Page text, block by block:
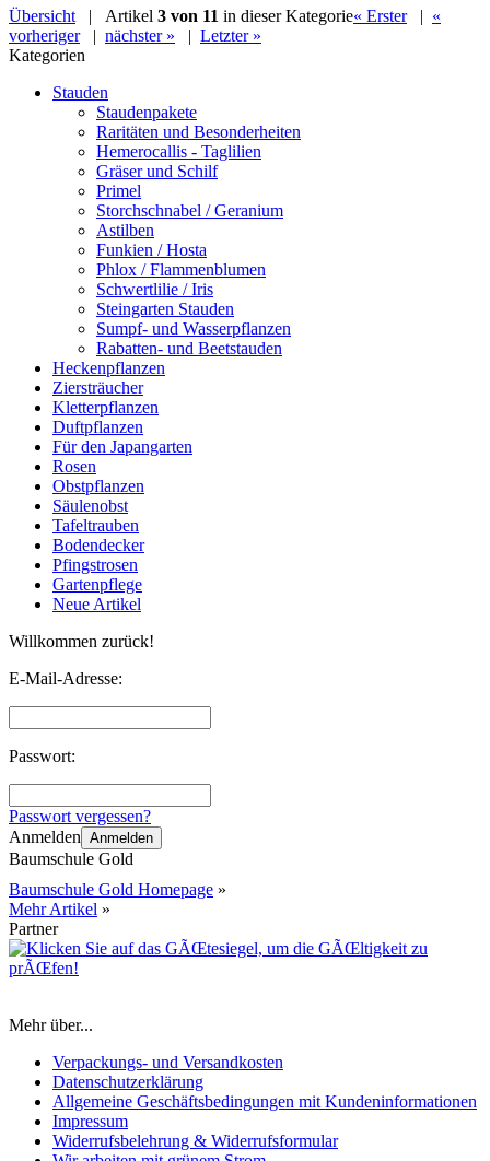
Übersicht | Artikel 3 von 11 in dieser Kategorie« Erster| «
vorheriger| nächster » | Letzter »
Kategorien
Stauden
Staudenpakete
Raritäten und Besonderheiten
Hemerocallis - Taglilien
Gräser und Schilf
Primel
Storchschnabel / Geranium
Astilben
Funkien / Hosta
Phlox / Flammenblumen
Schwertlilie / Iris
Steingarten Stauden
Sumpf- und Wasserpflanzen
Rabatten- und Beetstauden
Heckenpflanzen
Ziersträucher
Kletterpflanzen
Duftpflanzen
Für den Japangarten
Rosen
Obstpflanzen
Säulenobst
Tafeltrauben
Bodendecker
Pfingstrosen
Gartenpflege
Neue Artikel
Willkommen zurück!
E-Mail-Adresse:
Passwort:
Passwort vergessen?
Anmelden Anmelden
Baumschule Gold
Baumschule Gold Homepage »
Mehr Artikel »
Partner
Mehr über...
Verpackungs- und Versandkosten
Datenschutzerklärung
Allgemeine Geschäftsbedingungen mit Kundeninformationen
Impressum
Widerrufsbelehrung & Widerrufsformular